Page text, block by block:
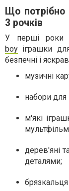
Що потрібно
3 рочків
У перші роки
boy іграшки
безпечні і
музичні
набори для
м'які
дерев'яні
деталями;
брязкальця